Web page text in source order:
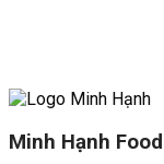
Minh Hạnh Food